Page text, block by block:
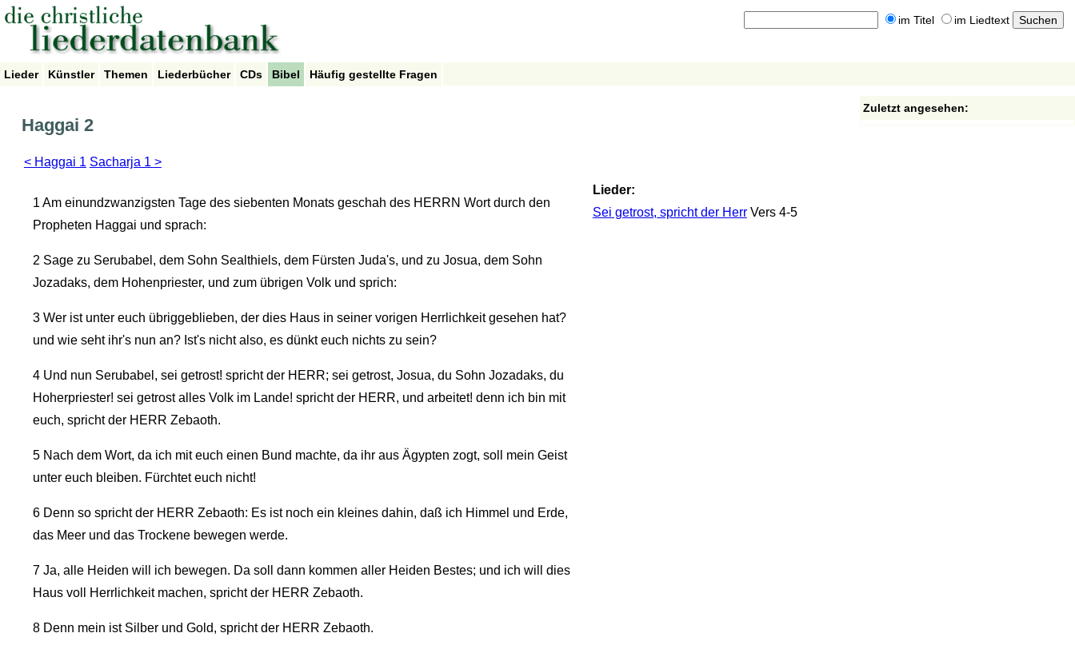
im Titel im Liedtext
Lieder Künstler Themen Liederbücher CDs Bibel Häufig gestellte Fragen
Haggai 2
< Haggai 1 Sacharja 1 >
1Am einundzwanzigsten Tage des siebenten Monats geschah des HERRN Wort durch den
Propheten Haggai und sprach:
2Sage zu Serubabel, dem Sohn Sealthiels, dem Fürsten Juda's, und zu Josua, dem Sohn
Jozadaks, dem Hohenpriester, und zum übrigen Volk und sprich:
3Wer ist unter euch übriggeblieben, der dies Haus in seiner vorigen Herrlichkeit gesehen hat?
und wie seht ihr's nun an? Ist's nicht also, es dünkt euch nichts zu sein?
4Und nun Serubabel, sei getrost! spricht der HERR; sei getrost, Josua, du Sohn Jozadaks, du
Hoherpriester! sei getrost alles Volk im Lande! spricht der HERR, und arbeitet! denn ich bin mit
euch, spricht der HERR Zebaoth.
5Nach dem Wort, da ich mit euch einen Bund machte, da ihr aus Ägypten zogt, soll mein Geist
unter euch bleiben. Fürchtet euch nicht!
6Denn so spricht der HERR Zebaoth: Es ist noch ein kleines dahin, daß ich Himmel und Erde,
das Meer und das Trockene bewegen werde.
7Ja, alle Heiden will ich bewegen. Da soll dann kommen aller Heiden Bestes; und ich will dies
Haus voll Herrlichkeit machen, spricht der HERR Zebaoth.
8Denn mein ist Silber und Gold, spricht der HERR Zebaoth.
Lieder:
Sei getrost, spricht der Herr Vers 4-5
Zuletzt angesehen: